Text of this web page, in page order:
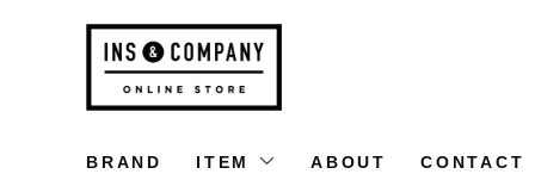
BRAND ITEM ABOUT CONTACT